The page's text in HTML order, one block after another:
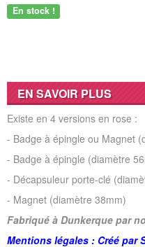
En stock !
EN SAVOIR PLUS
Existe en 4 versions en rose :
- Badge à épingle ou Magnet
- Badge à épingle (diamètre
- Décapsuleur porte-clé
- Magnet (diamètre 38mm)
Fabriqué à Dunkerque par
Mentions légales : Créé par